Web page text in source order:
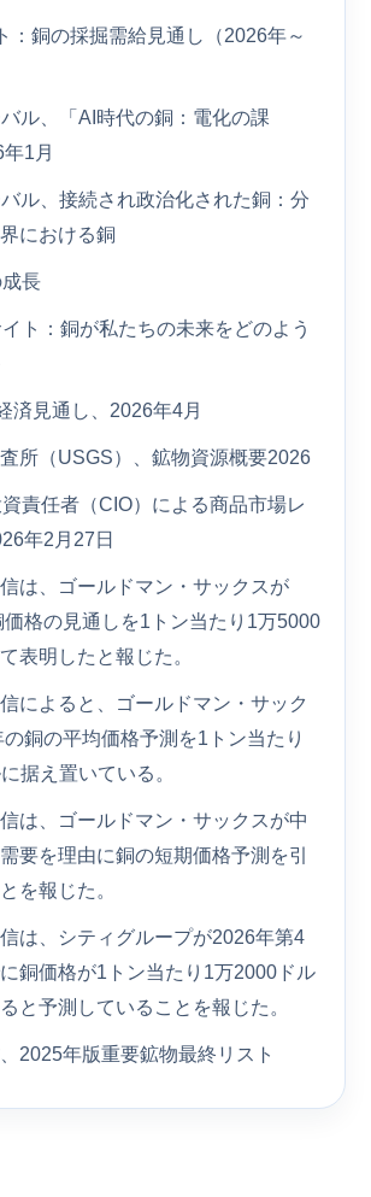
：銅の採掘需給見通し（2026年～
ル、「AI時代の銅：電化の課
1月
ル、接続され政治化された銅：分
における銅
長
ト：銅が私たちの未来をどのよう
済見通し、2026年4月
所（USGS）、鉱物資源概要2026
責任者（CIO）による商品市場レ
年2月27日
は、ゴールドマン・サックスが
価格の見通しを1トン当たり1万5000
表明したと報じた。
によると、ゴールドマン・サック
銅の平均価格予測を1トン当たり
据え置いている。
は、ゴールドマン・サックスが中
要を理由に銅の短期価格予測を引
を報じた。
は、シティグループが2026年第4
銅価格が1トン当たり1万2000ドル
と予測していることを報じた。
2025年版重要鉱物最終リスト